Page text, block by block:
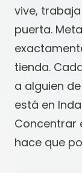
vive,
puerta.
tienda.
a alguien
está en
Concentrar
hace que